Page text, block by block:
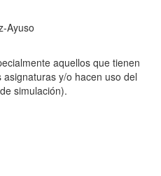
Ayuso
aquellos que tienen
y/o hacen uso del
simulación).